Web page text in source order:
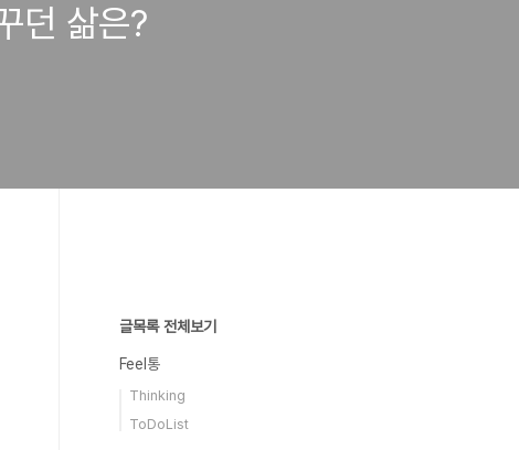
던 삶은?
글목록 전체보기
Feel통
Thinking
ToDoList